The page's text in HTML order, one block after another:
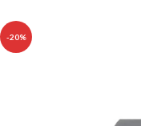
-20%